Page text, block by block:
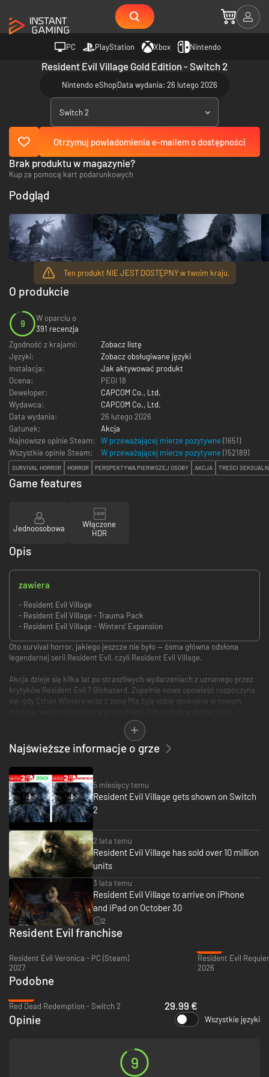
PC PlayStation Xbox Nintendo
Resident Evil Village Gold Edition - Switch 2
Nintendo eShopData wydania: 26 lutego 2026
Switch 2
Otrzymuj powiadomienia e-mailem o dostępności
Ten produkt NIE JEST DOSTĘPNY w twoim kraju.
Brak produktu w magazynie?
Kup za pomocą kart podarunkowych
O produkcie
9
W oparciu o
391 recenzja
Zgodność z krajami:
Zobacz listę
Języki:
Zobacz obsługiwane języki
Instalacja:
Jak aktywować produkt
Ocena:
PEGI 18
Deweloper:
CAPCOM Co., Ltd.
Wydawca:
CAPCOM Co., Ltd.
Data wydania:
26 lutego 2026
Gatunek:
Akcja
Najnowsze opinie Steam:
W przeważającej mierze pozytywne (1651)
Wszystkie opinie Steam:
W przeważającej mierze pozytywne (152189)
SURVIVAL HORROR HORROR PERSPEKTYWA PIERWSZEJ OSOBY AKCJA TREŚCI
Podgląd
Game features
Jednoosobowa
Włączone
HDR
Opis
zawiera
- Resident Evil Village
- Resident Evil Village - Trauma Pack
- Resident Evil Village - Winters’ Expansion
Oto survival horror, jakiego jeszcze nie było — ósma główna odsłona
legendarnej serii Resident Evil, czyli Resident Evil Village.
Akcja dzieje się kilka lat po straszliwych wydarzeniach z uznanego przez
krytyków Resident Evil 7 Biohazard. Zupełnie nowa opowieść rozpoczyna
się, gdy Ethan Winters wraz z żoną Mią żyją sobie spokojnie w nowym
CECHY
Akcja z perspektywy pierwszoosobowej
Ethana Wintersa, by toczyć bezpośrednią walkę i uciekać w
popłochu, widząc wszystko oczyma postaci.
Znane twarze i nowi wrogowie— Chris Redfield do tej pory był
pozytywnym bohaterem serii, ale jego obecności w Resident Evil
Village mogą towarzyszyć mroczne pobudki. Nowi wrogowie
zamieszkujący zagadkową wioskę będą bez chwili odpoczynku
polować na Ethana i utrudniać mu zrozumienie nowego koszmaru, w
którym się znalazł.
Najświeższe informacje o grze
5 miesięcy temu
Resident Evil Village gets shown on Switch
2
2 lata temu
Resident Evil Village has sold over 10 million
units
3 lata temu
Resident Evil Village to arrive on iPhone
and iPad on October 30
2
Resident Evil franchise
Resident Evil Veronica - PC (Steam)
2027
Resident Evil
2026
Podobne
Red Dead Redemption - Switch 2
29.99 €
Opinie Wszystkie języki
9